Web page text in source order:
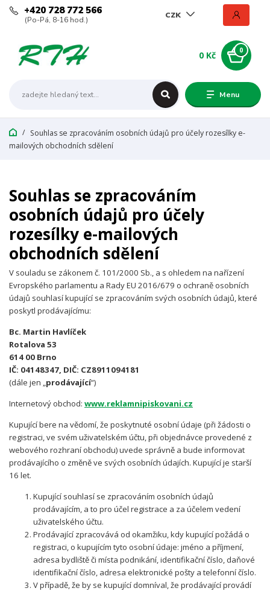
Menu
CZK
+420 728 772 566
(Po-Pá, 8-16 hod.)
0
0 Kč
Souhlas se zpracováním osobních údajů pro účely rozesílky e-
mailových obchodních sdělení
Souhlas se zpracováním
osobních údajů pro účely
rozesílky e-mailových
obchodních sdělení
V souladu se zákonem č. 101/2000 Sb., a s ohledem na nařízení
Evropského parlamentu a Rady EU 2016/679 o ochraně osobních
údajů souhlasí kupující se zpracováním svých osobních údajů, které
poskytl prodávajícímu:
Bc. Martin Havlíček
Rotalova 53
614 00 Brno
IČ: 04148347, DIČ: CZ8911094181
(dále jen „prodávající“)
Internetový obchod: www.reklamnipiskovani.cz
Kupující bere na vědomí, že poskytnuté osobní údaje (při žádosti o
registraci, ve svém uživatelském účtu, při objednávce provedené z
webového rozhraní obchodu) uvede správně a bude informovat
prodávajícího o změně ve svých osobních údajích. Kupující je starší
16 let.
Kupující souhlasí se zpracováním osobních údajů
prodávajícím, a to pro účel registrace a za účelem vedení
uživatelského účtu.
Prodávající zpracovává od okamžiku, kdy kupující požádá o
registraci, o kupujícím tyto osobní údaje: jméno a příjmení,
adresa bydliště či místa podnikání, identifikační číslo, daňové
identifikační číslo, adresa elektronické pošty a telefonní číslo.
V případě, že by se kupující domníval, že prodávající provádí